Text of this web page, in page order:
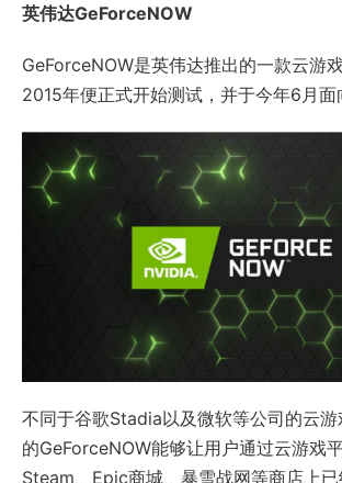
英伟达GeForceNOW
GeForceNOW是英伟达推出的一款云游
2015年便正式开始测试，并于今年6月面
不同于谷歌Stadia以及微软等公司的云
的GeForceNOW能够让用户通过云游戏
Steam、Epic商城、暴雪战网等商店上已